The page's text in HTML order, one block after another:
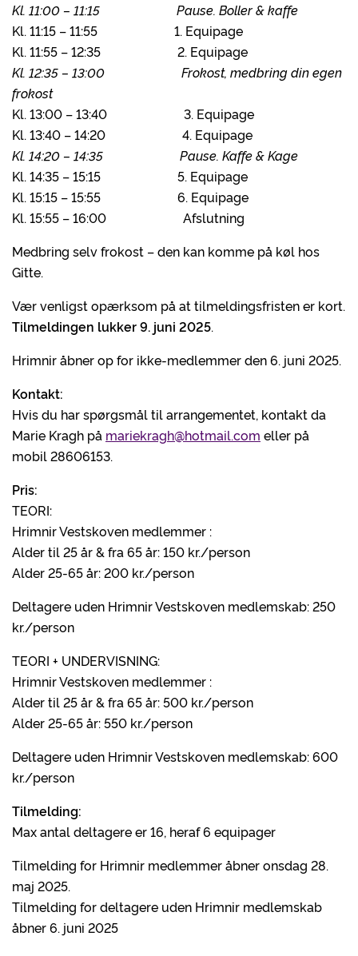
Kl. 11:00 – 11:15 Pause. Boller & kaffe
Kl. 11:15 – 11:55 1. Equipage
Kl. 11:55 – 12:35 2. Equipage
Kl. 12:35 – 13:00 Frokost, medbring din egen
frokost
Kl. 13:00 – 13:40 3. Equipage
Kl. 13:40 – 14:20 4. Equipage
Kl. 14:20 – 14:35 Pause. Kaffe & Kage
Kl. 14:35 – 15:15 5. Equipage
Kl. 15:15 – 15:55 6. Equipage
Kl. 15:55 – 16:00 Afslutning
Medbring selv frokost – den kan komme på køl hos
Gitte.
Vær venligst opærksom på at tilmeldingsfristen er kort.
Tilmeldingen lukker 9. juni 2025.
Hrimnir åbner op for ikke-medlemmer den 6. juni 2025.
Kontakt:
Hvis du har spørgsmål til arrangementet, kontakt da
Marie Kragh på mariekragh@hotmail.com eller på
mobil 28606153.
Pris:
TEORI:
Hrimnir Vestskoven medlemmer :
Alder til 25 år & fra 65 år: 150 kr./person
Alder 25-65 år: 200 kr./person
Deltagere uden Hrimnir Vestskoven medlemskab: 250
kr./person
TEORI + UNDERVISNING:
Hrimnir Vestskoven medlemmer :
Alder til 25 år & fra 65 år: 500 kr./person
Alder 25-65 år: 550 kr./person
Deltagere uden Hrimnir Vestskoven medlemskab: 600
kr./person
Tilmelding:
Max antal deltagere er 16, heraf 6 equipager
Tilmelding for Hrimnir medlemmer åbner onsdag 28.
maj 2025.
Tilmelding for deltagere uden Hrimnir medlemskab
åbner 6. juni 2025